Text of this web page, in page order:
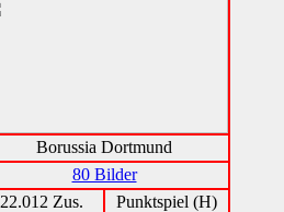
Borussia Dortmund
80 Bilder
22.012 Zus.
Punktspiel (H)